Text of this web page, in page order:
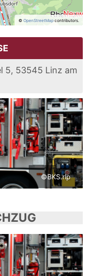
© OpenStreetMap contributors.
5, 53545 Linz am
©BKS.rlp